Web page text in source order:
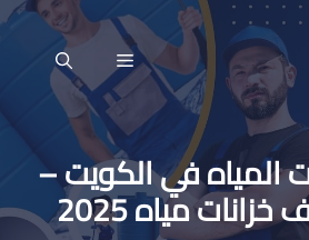
القائمة
المياه في الكويت –
مياه 2025